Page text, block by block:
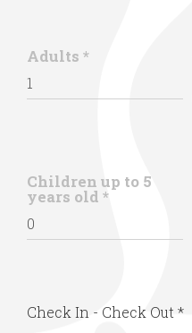
Adults *
Children up to 5
years old *
Check In - Check Out *